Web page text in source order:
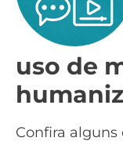
uso de
Confira